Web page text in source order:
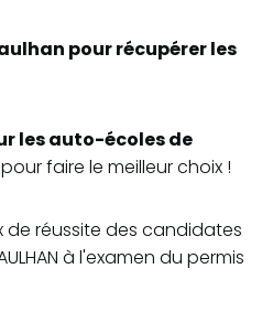
pour récupérer les
les auto-écoles de
faire le meilleur choix !
de réussite des candidates
à l'examen du permis